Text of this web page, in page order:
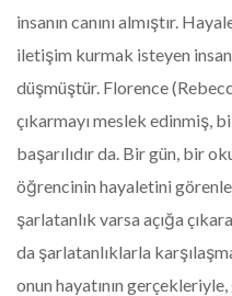
insanın canını almıştır.
iletişim kurmak isteyen
düşmüştür. Florence
çıkarmayı meslek edinmiş,
başarılıdır da. Bir gün, bir
öğrencinin hayaletini
şarlatanlık varsa açığa
da şarlatanlıklarla
onun hayatının